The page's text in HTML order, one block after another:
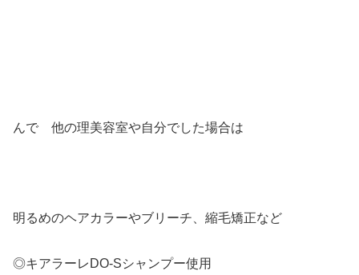
んで 他の理美容室や自分でした場合は
明るめのヘアカラーやブリーチ、縮毛矯正など
◎キアラーレDO-Sシャンプー使用